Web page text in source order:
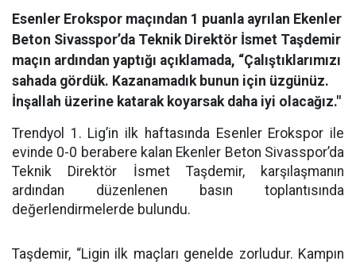
Esenler Erokspor maçından 1 puanla ayrılan Ekenler
Beton Sivasspor’da Teknik Direktör İsmet Taşdemir
maçın ardından yaptığı açıklamada, “Çalıştıklarımızı
sahada gördük. Kazanamadık bunun için üzgünüz.
İnşallah üzerine katarak koyarsak daha iyi olacağız."
Trendyol 1. Lig’in ilk haftasında Esenler Erokspor ile
evinde 0-0 berabere kalan Ekenler Beton Sivasspor’da
Teknik Direktör İsmet Taşdemir, karşılaşmanın
ardından düzenlenen basın toplantısında
değerlendirmelerde bulundu.
Taşdemir, “Ligin ilk maçları genelde zorludur. Kampın